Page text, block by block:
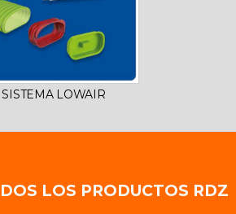
SISTEMA LOWAIR
LOS PRODUCTOS RDZ